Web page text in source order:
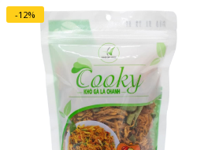
-12%